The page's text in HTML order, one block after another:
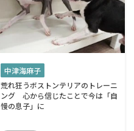
中津海麻子
荒れ狂うボストンテリアのトレーニ
ング 心から信じたことで今は「自
慢の息子」に